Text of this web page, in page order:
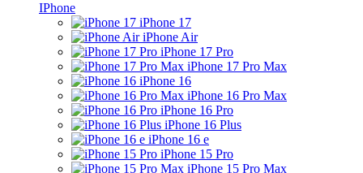
IPhone
iPhone 17
iPhone Air
iPhone 17 Pro
iPhone 17 Pro Max
iPhone 16
iPhone 16 Pro Max
iPhone 16 Pro
iPhone 16 Plus
iPhone 16 e
iPhone 15 Pro
iPhone 15 Pro Max